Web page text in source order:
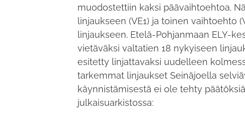
muodostettiin kaksi päävaihtoehtoa.
linjaukseen (VE1) ja toinen vaihtoehto
linjaukseen. Etelä-Pohjanmaan ELY-
vietäväksi valtatien 18 nykyiseen
esitetty linjattavaksi uudelleen
tarkemmat linjaukset Seinäjoella
käynnistämisestä ei ole tehty
julkaisuarkistossa: